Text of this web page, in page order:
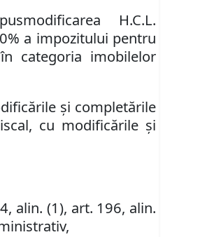
modificarea H.C.L.
% a impozitului pentru
în categoria imobilelor
ările și completările
cu modificările și
, alin. (1), art. 196, alin.